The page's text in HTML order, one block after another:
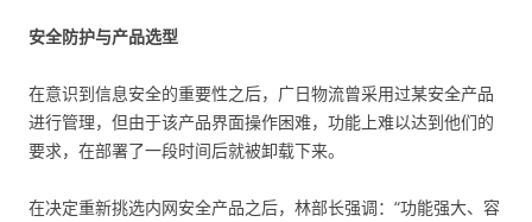
安全防护与产品选型
在意识到信息安全的重要性之后，广日物流曾采用过某安全产品
进行管理，但由于该产品界面操作困难，功能上难以达到他们的
要求，在部署了一段时间后就被卸载下来。
在决定重新挑选内网安全产品之后，林部长强调：“功能强大、容